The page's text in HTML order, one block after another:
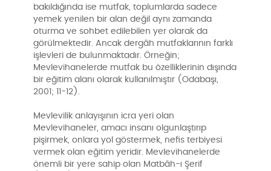
bakıldığında ise mutfak, toplumlarda sadece
yemek yenilen bir alan değil aynı zamanda
oturma ve sohbet edilebilen yer olarak da
görülmektedir. Ancak dergâh mutfaklarının farklı
işlevleri de bulunmaktadır. Örneğin;
Mevlevihanelerde mutfak bu özelliklerinin dışında
bir eğitim alanı olarak kullanılmıştır (Odabaşı,
2001; 11-12).
Mevlevilik anlayışının icra yeri olan
Mevlevihaneler, amacı insanı olgunlaştırıp
pişirmek, onlara yol göstermek, nefis terbiyesi
vermek olan eğitim yeridir. Mevlevihanelerde
önemli bir yere sahip olan Matbâh-ı Şerif